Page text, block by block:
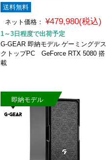
送料無料
ネット価格：
¥479,980(税込)
1～3日程度で出荷予定
G-GEAR 即納モデル ゲーミングデス
クトップPC GeForce RTX 5080 搭
載
即納モデル